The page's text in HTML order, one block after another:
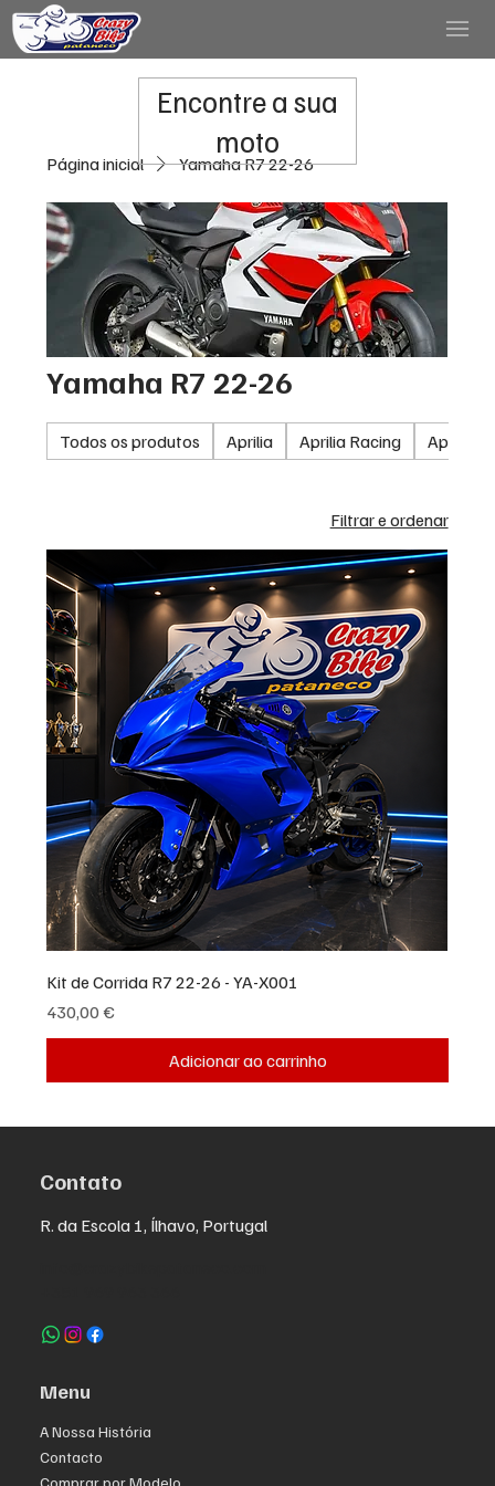
Página inicial Yamaha R7 22-26
Yamaha R7 22-26
Todos os produtos Aprilia Aprilia Racing Aprilia
Filtrar e ordenar
Kit de Corrida R7 22-26 - YA-X001
Preço
430,00 €
Adicionar ao carrinho
Encontre a sua
moto
Contato
R. da Escola 1, Ílhavo, Portugal
Menu
A Nossa História
Contacto
Comprar por Modelo